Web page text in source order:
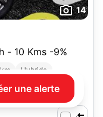
14
- 10 Kms -9%
Hybride
une alerte